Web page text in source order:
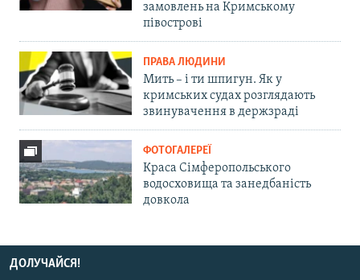
замовлень на Кримському
півострові
ПРАВА ЛЮДИНИ
Мить – і ти шпигун. Як у
кримських судах розглядають
звинувачення в держзраді
ФОТОГАЛЕРЕЇ
Краса Сімферопольського
водосховища та занедбаність
довкола
ДОЛУЧАЙСЯ!